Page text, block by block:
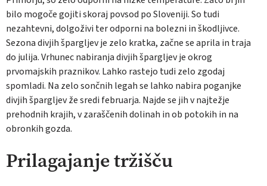
bilo mogoče gojiti skoraj povsod po Sloveniji. So tudi
nezahtevni, dolgoživi ter odporni na bolezni in škodljivce.
Sezona divjih špargljev je zelo kratka, začne se aprila in traja
do julija. Vrhunec nabiranja divjih špargljev je okrog
prvomajskih praznikov. Lahko rastejo tudi zelo zgodaj
spomladi. Na zelo sončnih legah se lahko nabira poganjke
divjih špargljev že sredi februarja. Najde se jih v najtežje
prehodnih krajih, v zaraščenih dolinah in ob potokih in na
obronkih gozda.
Prilagajanje tržišču